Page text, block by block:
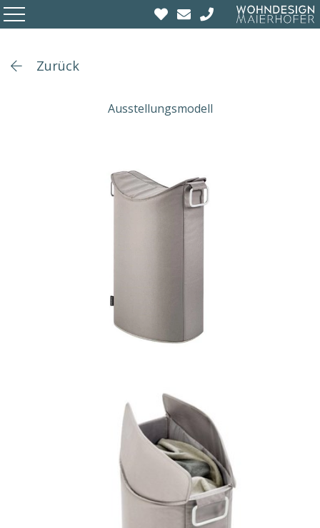
Zurück
Ausstellungsmodell